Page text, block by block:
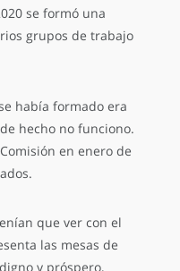
se formó una
grupos de trabajo
había formado era
hecho no funciono.
en enero de
que ver con el
las mesas de
y próspero,